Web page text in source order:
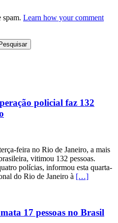
spam. Learn how your comment
policial faz 132
feira no Rio de Janeiro, a mais
vitimou 132 pessoas.
polícias, informou esta quarta-
do Rio de Janeiro à […]
17 pessoas no Brasil